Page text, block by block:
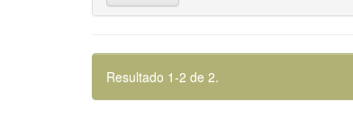
Resultado 1-2 de 2.